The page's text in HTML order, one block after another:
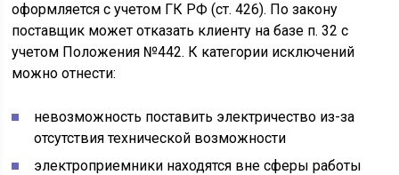
оформляется с учетом ГК РФ (ст. 426). По закону
поставщик может отказать клиенту на базе п. 32 с
учетом Положения №442. К категории исключений
можно отнести:
невозможность поставить электричество из-за
отсутствия технической возможности
электроприемники находятся вне сферы работы